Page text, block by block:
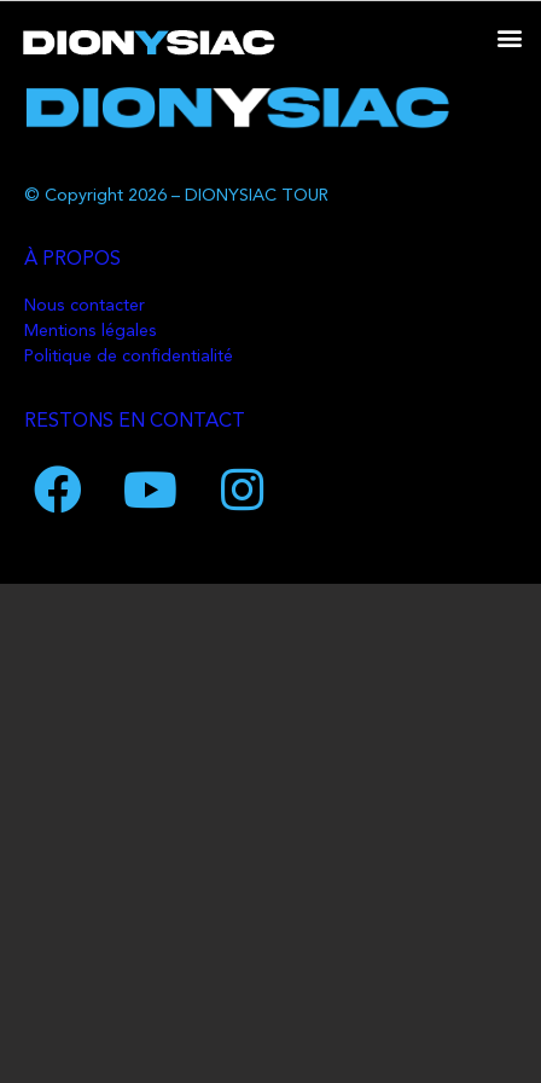
© Copyright 2026 – DIONYSIAC TOUR
À PROPOS
Nous contacter
Mentions légales
Politique de confidentialité
RESTONS EN CONTACT